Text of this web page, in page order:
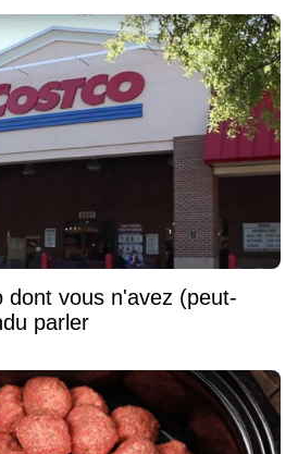
dont vous n'avez (peut-
parler